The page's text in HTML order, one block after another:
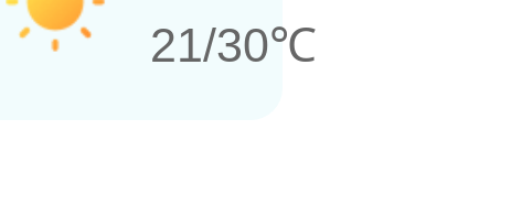
21/30℃